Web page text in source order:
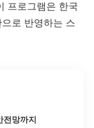
프로그램은 한국
로 반영하는 스
전망까지